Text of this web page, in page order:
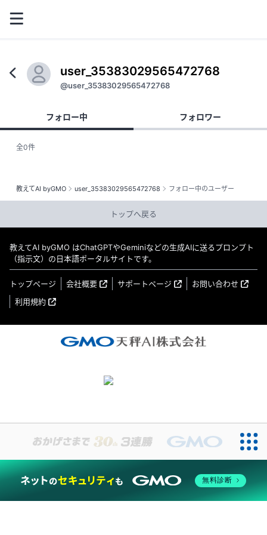
user_35383029565472768
@user_35383029565472768
フォロー中 フォロワー
全0件
教えてAI byGMO user_35383029565472768 フォロー中のユーザー
トップへ戻る
教えてAI byGMO はChatGPTやGeminiなどの生成AIに送るプロンプト
（指示文）の日本語ポータルサイトです。
トップページ 会社概要 サポートページ
お問い合わせ
利用規約
無料診断